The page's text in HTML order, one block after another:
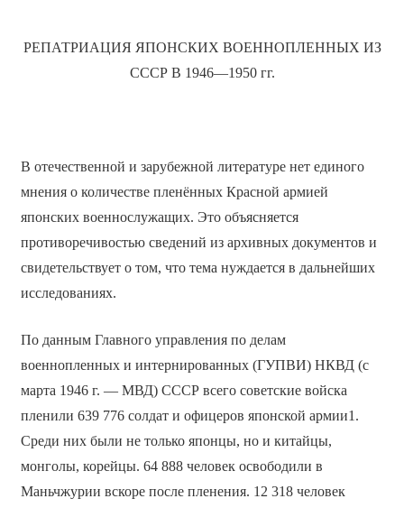
РЕПАТРИАЦИЯ ЯПОНСКИХ ВОЕННОПЛЕННЫХ ИЗ
СССР В 1946—1950 гг.
В отечественной и зарубежной литературе нет единого
мнения о количестве пленённых Красной армией
японских военнослужащих. Это объясняется
противоречивостью сведений из архивных документов и
свидетельствует о том, что тема нуждается в дальнейших
исследованиях.
По данным Главного управления по делам
военнопленных и интернированных (ГУПВИ) НКВД (с
марта 1946 г. — МВД) СССР всего советские войска
пленили 639 776 солдат и офицеров японской армии1.
Среди них были не только японцы, но и китайцы,
монголы, корейцы. 64 888 человек освободили в
Маньчжурии вскоре после пленения. 12 318 человек